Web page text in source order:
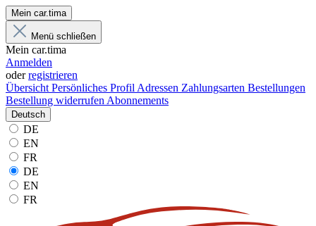
Mein car.tima
Menü schließen
Mein car.tima
Anmelden
oderregistrieren
Übersicht Persönliches Profil Adressen Zahlungsarten Bestellungen
Bestellung widerrufen Abonnements
Deutsch
DE
EN
FR
DE
EN
FR